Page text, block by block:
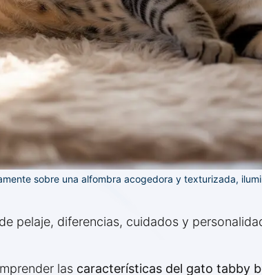
sobre una alfombra acogedora y texturizada,
pelaje, diferencias, cuidados y
las características del gato tabby